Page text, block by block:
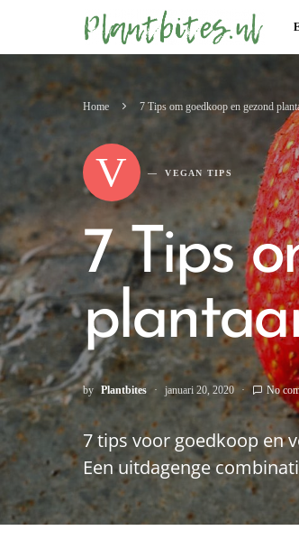
Home 7 Tips om goedkoop en gezond
V VEGAN TIPS
7 Tips
by Plantbites januari 20, 2020 No
7 tips voor goedkoop en
Een uitdagenge